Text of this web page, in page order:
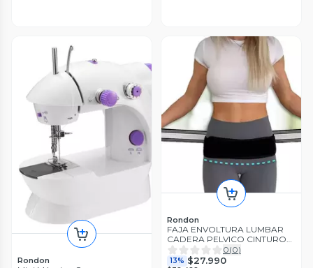
Rondon
Rondon
FAJA ENVOLTURA LUMBAR
CADERA PELVICO CINTURON
COMPRESION LAU
0(0)
13% $27.990